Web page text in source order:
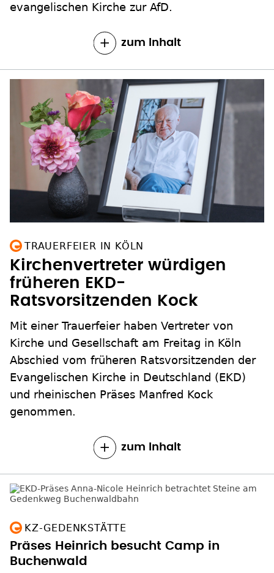
evangelischen Kirche zur AfD.
zum Inhalt
TRAUERFEIER IN KÖLN
Kirchenvertreter würdigen
früheren EKD-
Ratsvorsitzenden Kock
Mit einer Trauerfeier haben Vertreter von
Kirche und Gesellschaft am Freitag in Köln
Abschied vom früheren Ratsvorsitzenden der
Evangelischen Kirche in Deutschland (EKD)
und rheinischen Präses Manfred Kock
genommen.
zum Inhalt
KZ-GEDENKSTÄTTE
Buchenwald
Im Rahmen ihrer Sommertour hat EKD-Präses